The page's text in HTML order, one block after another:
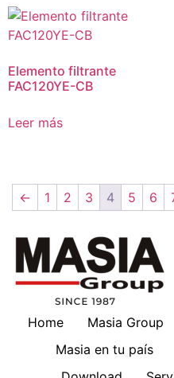
Elemento filtrante
FAC120YE-CB
Leer más
← 1 2 3 4 5 6
Home Masia Group
Masia en tu país